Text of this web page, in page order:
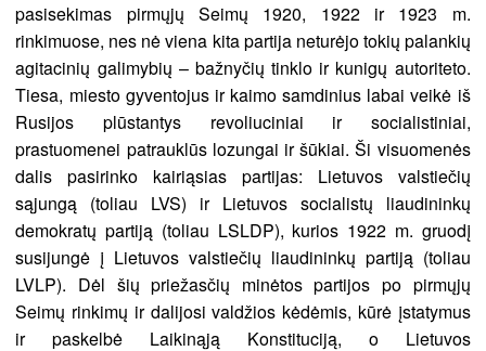
pasisekimas pirmųjų Seimų 1920, 1922 ir 1923 m.
rinkimuose, nes nė viena kita partija neturėjo tokių palankių
agitacinių galimybių – bažnyčių tinklo ir kunigų autoriteto.
Tiesa, miesto gyventojus ir kaimo samdinius labai veikė iš
Rusijos plūstantys revoliuciniai ir socialistiniai,
prastuomenei patrauklūs lozungai ir šūkiai. Ši visuomenės
dalis pasirinko kairiąsias partijas: Lietuvos valstiečių
sąjungą (toliau LVS) ir Lietuvos socialistų liaudininkų
demokratų partiją (toliau LSLDP), kurios 1922 m. gruodį
susijungė į Lietuvos valstiečių liaudininkų partiją (toliau
LVLP). Dėl šių priežasčių minėtos partijos po pirmųjų
Seimų rinkimų ir dalijosi valdžios kėdėmis, kūrė įstatymus
ir paskelbė Laikinąją Konstituciją, o Lietuvos